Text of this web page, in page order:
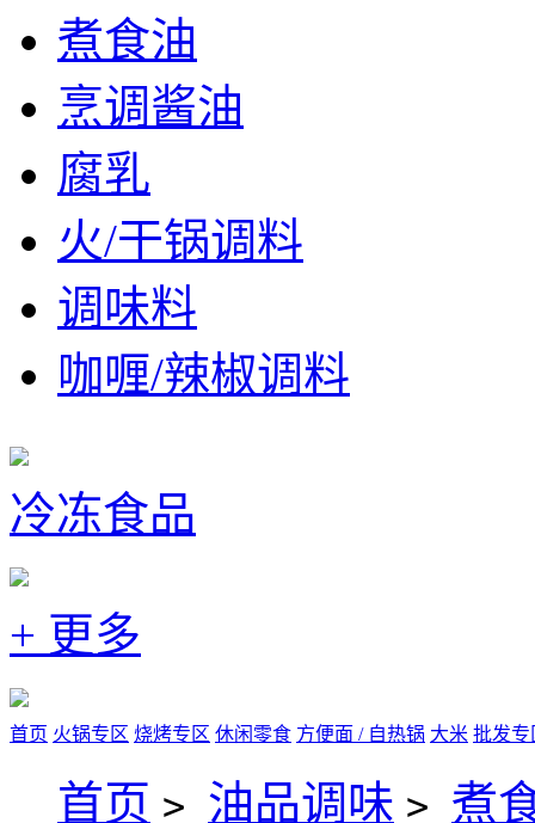
煮食油
烹调酱油
腐乳
火/干锅调料
调味料
咖喱/辣椒调料
冷冻食品
+ 更多
首页 火锅专区 烧烤专区 休闲零食 方便面 / 自热锅 大米 批发专
首页 > 油品调味 > 煮